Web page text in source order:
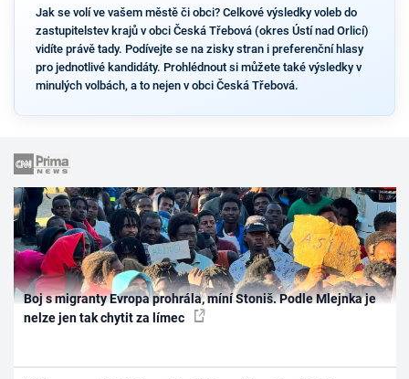
Jak se volí ve vašem městě či obci? Celkové výsledky voleb do
zastupitelstev krajů v obci Česká Třebová (okres Ústí nad Orlicí)
vidíte právě tady. Podívejte se na zisky stran i preferenční hlasy
pro jednotlivé kandidáty. Prohlédnout si můžete také výsledky v
minulých volbách, a to nejen v obci Česká Třebová.
Boj s migranty Evropa prohrála, míní Stoniš. Podle Mlejnka je
nelze jen tak chytit za límec